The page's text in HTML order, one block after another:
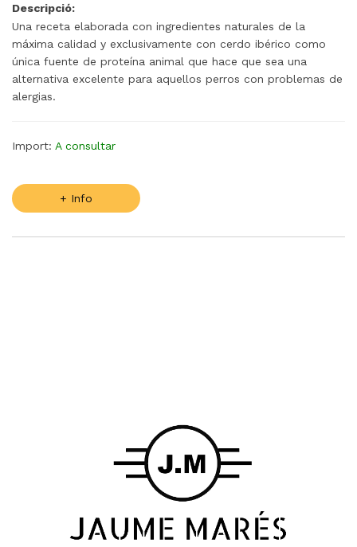
Descripció:
Una receta elaborada con ingredientes naturales de la
máxima calidad y exclusivamente con cerdo ibérico como
única fuente de proteína animal que hace que sea una
alternativa excelente para aquellos perros con problemas de
alergias.
Import: A consultar
+ Info